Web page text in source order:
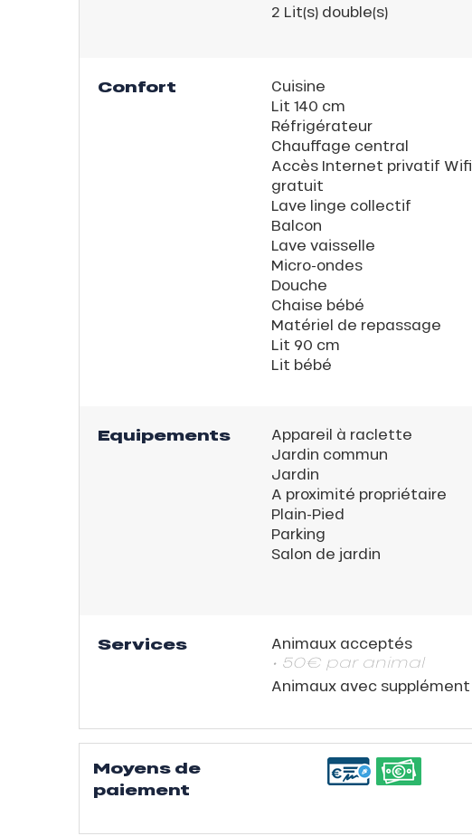
2 Lit(s) double(s)
Confort
Cuisine
Lit 140 cm
Réfrigérateur
Chauffage central
Accès Internet privatif Wifi
gratuit
Lave linge collectif
Balcon
Lave vaisselle
Micro-ondes
Douche
Chaise bébé
Matériel de repassage
Lit 90 cm
Lit bébé
Equipements
Appareil à raclette
Jardin commun
Jardin
A proximité propriétaire
Plain-Pied
Parking
Salon de jardin
Services
Animaux acceptés
• 50€ par animal
Animaux avec supplément
Moyens de
paiement